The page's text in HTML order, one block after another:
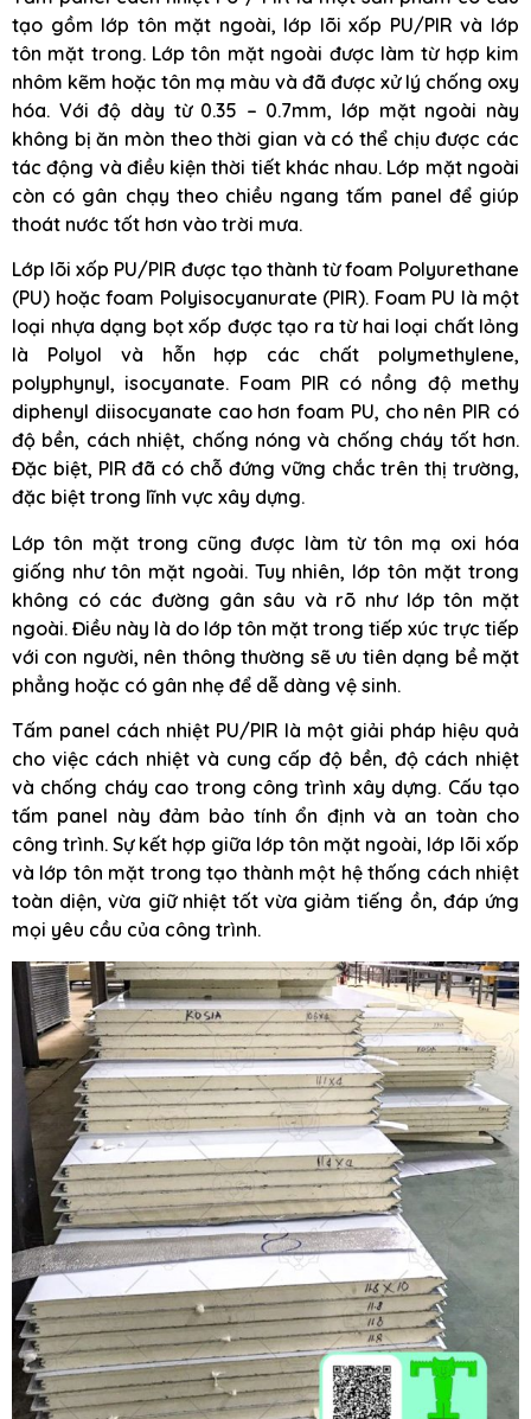
tạo gồm lớp tôn mặt ngoài, lớp lõi xốp PU/PIR và lớp
tôn mặt trong. Lớp tôn mặt ngoài được làm từ hợp kim
nhôm kẽm hoặc tôn mạ màu và đã được xử lý chống oxy
hóa. Với độ dày từ 0.35 – 0.7mm, lớp mặt ngoài này
không bị ăn mòn theo thời gian và có thể chịu được các
tác động và điều kiện thời tiết khác nhau. Lớp mặt ngoài
còn có gân chạy theo chiều ngang tấm panel để giúp
thoát nước tốt hơn vào trời mưa.
Lớp lõi xốp PU/PIR được tạo thành từ foam Polyurethane
(PU) hoặc foam Polyisocyanurate (PIR). Foam PU là một
loại nhựa dạng bọt xốp được tạo ra từ hai loại chất lỏng
là Polyol và hỗn hợp các chất polymethylene,
polyphynyl, isocyanate. Foam PIR có nồng độ methy
diphenyl diisocyanate cao hơn foam PU, cho nên PIR có
độ bền, cách nhiệt, chống nóng và chống cháy tốt hơn.
Đặc biệt, PIR đã có chỗ đứng vững chắc trên thị trường,
đặc biệt trong lĩnh vực xây dựng.
Lớp tôn mặt trong cũng được làm từ tôn mạ oxi hóa
giống như tôn mặt ngoài. Tuy nhiên, lớp tôn mặt trong
không có các đường gân sâu và rõ như lớp tôn mặt
ngoài. Điều này là do lớp tôn mặt trong tiếp xúc trực tiếp
với con người, nên thông thường sẽ ưu tiên dạng bề mặt
phẳng hoặc có gân nhẹ để dễ dàng vệ sinh.
Tấm panel cách nhiệt PU/PIR là một giải pháp hiệu quả
cho việc cách nhiệt và cung cấp độ bền, độ cách nhiệt
và chống cháy cao trong công trình xây dựng. Cấu tạo
tấm panel này đảm bảo tính ổn định và an toàn cho
công trình. Sự kết hợp giữa lớp tôn mặt ngoài, lớp lõi xốp
và lớp tôn mặt trong tạo thành một hệ thống cách nhiệt
toàn diện, vừa giữ nhiệt tốt vừa giảm tiếng ồn, đáp ứng
mọi yêu cầu của công trình.